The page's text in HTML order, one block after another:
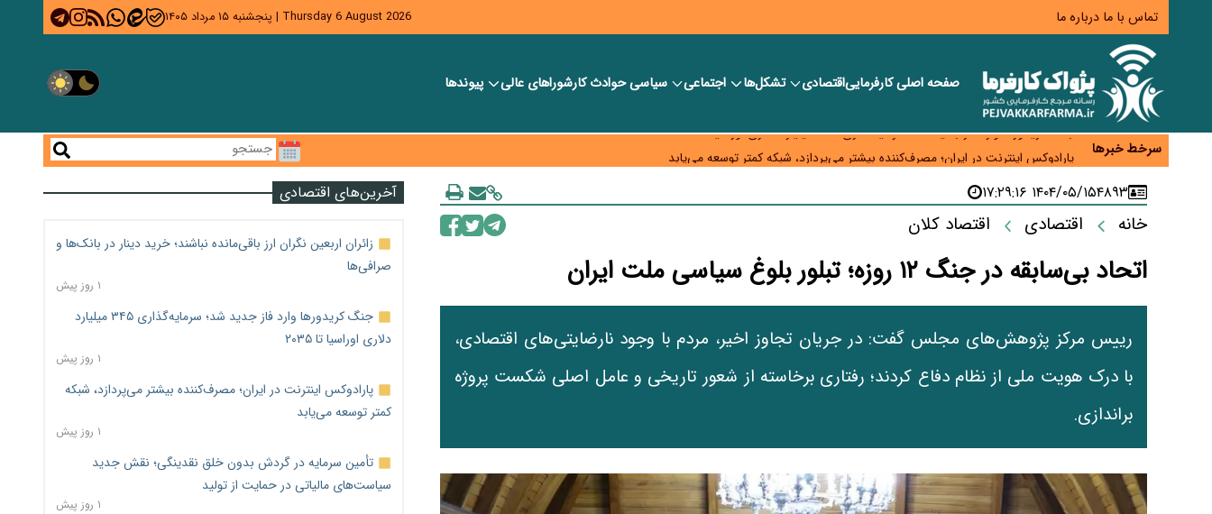
تماس با ما درباره ما Thursday 6 August 2026
| پنجشنبه ۱۵ مرداد ۱۴۰۵
صفحه اصلیکارفرماییاقتصادی تشکل‌ها اجتماعی سیاسیحوادث کارشورا‎های عالی پیوندها
سرخط خبرها
زائران اربعین نگران ارز باقی‌مانده نباشند؛ خرید دینار در بانک‌ها و صرافی‌ها
پارادوکس اینترنت در ایران؛ مصرف‌کننده بیشتر می‌پردازد، شبکه کمتر توسعه می‌یابد
معمای تأمین ۸۰ همت معوقات بازنشستگان؛ بانک رفاه وارد میدان شد
۴۸۹۳۱۴۰۴/۰۵/۱۵ ۱۷:۲۹:۱۶
خانه اقتصادی اقتصاد کلان
اتحاد بی‌سابقه در جنگ ۱۲ روزه؛ تبلور بلوغ سیاسی ملت ایران
رییس مرکز پژوهش‌های مجلس گفت: در جریان تجاوز اخیر، مردم با وجود نارضایتی‌های اقتصادی،
با درک هویت ملی از نظام دفاع کردند؛ رفتاری برخاسته از شعور تاریخی و عامل اصلی شکست پروژه
براندازی.
آخرین‌های اقتصادی
زائران اربعین نگران ارز باقی‌مانده نباشند؛ خرید دینار در بانک‌ها و
صرافی‌ها
۱ روز پیش
جنگ کریدورها وارد فاز جدید شد؛ سرمایه‌گذاری ۳۴۵ میلیارد
دلاری اوراسیا تا ۲۰۳۵
۱ روز پیش
پارادوکس اینترنت در ایران؛ مصرف‌کننده بیشتر می‌پردازد، شبکه
کمتر توسعه می‌یابد
۱ روز پیش
تأمین سرمایه در گردش بدون خلق نقدینگی؛ نقش جدید
سیاست‌های مالیاتی در حمایت از تولید
۱ روز پیش